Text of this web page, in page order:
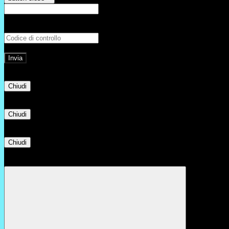
Chiudi
Chiudi
Chiudi